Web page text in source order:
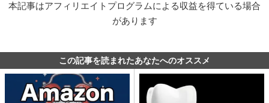
本記事はアフィリエイトプログラムによる収益を得ている場合
があります
この記事を読まれたあなたへのオススメ